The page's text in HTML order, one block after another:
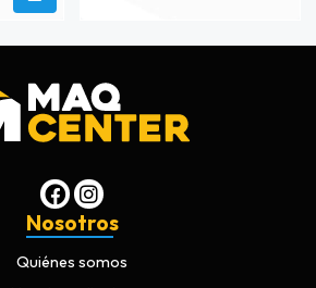
Nosotros
Quiénes somos